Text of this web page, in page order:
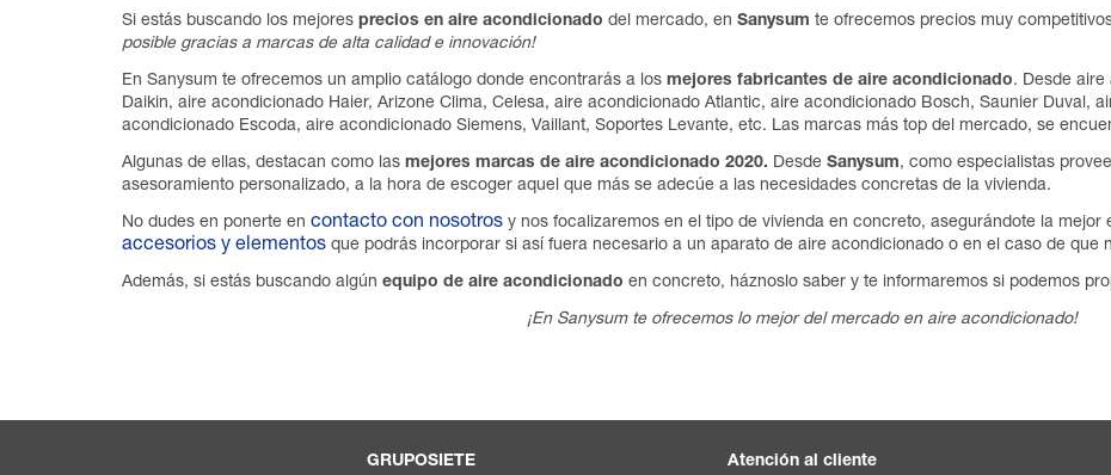
Si estás buscando los mejores precios en aire acondicionado del mercado, en Sanysum te ofrecemos precios muy
posible gracias a marcas de alta calidad e innovación!
En Sanysum te ofrecemos un amplio catálogo donde encontrarás a los mejores fabricantes de aire acondicionado. Desde
Daikin, aire acondicionado Haier, Arizone Clima, Celesa, aire acondicionado Atlantic, aire acondicionado Bosch, Saunier Duval,
acondicionado Escoda, aire acondicionado Siemens, Vaillant, Soportes Levante, etc. Las marcas más top del mercado, se
Algunas de ellas, destacan como las mejores marcas de aire acondicionado 2020. Desde Sanysum, como especialistas
asesoramiento personalizado, a la hora de escoger aquel que más se adecúe a las necesidades concretas de la vivienda.
No dudes en ponerte en contacto con nosotrosy nos focalizaremos en el tipo de vivienda en concreto, asegurándote la mejor
accesorios y elementosque podrás incorporar si así fuera necesario a un aparato de aire acondicionado o en el caso de que
Además, si estás buscando algún equipo de aire acondicionado en concreto, háznoslo saber y te informaremos si podemos
¡En Sanysum te ofrecemos lo mejor del mercado en aire acondicionado!
GRUPOSIETE Atención al cliente